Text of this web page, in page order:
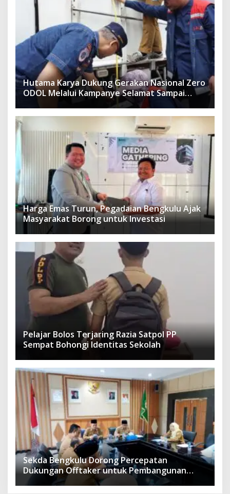
Hutama Karya Dukung Gerakan Nasional Zero
ODOL Melalui Kampanye Selamat Sampai
Harga Emas Turun, Pegadaian Bengkulu Ajak
Masyarakat Borong untuk Investasi
Pelajar Bolos Terjaring Razia Satpol PP
Sempat Bohongi Identitas Sekolah
Sekda Bengkulu Dorong Percepatan
Dukungan Offtaker untuk Pembangunan
TPST Regional